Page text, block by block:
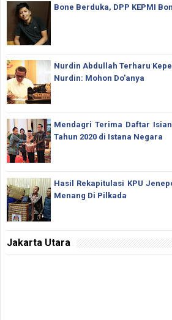
Bone Berduka, DPP KEPMI
Nurdin Abdullah Terharu
Nurdin: Mohon Do'anya
Mendagri Terima Daftar
Tahun 2020 di Istana Negara
Hasil Rekapitulasi KPU
Menang Di Pilkada
Jakarta Utara